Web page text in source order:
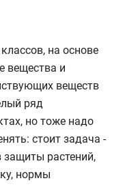
на основе
вещества и
веществ
ряд
но тоже надо
стоит задача -
защиты растений,
нормы